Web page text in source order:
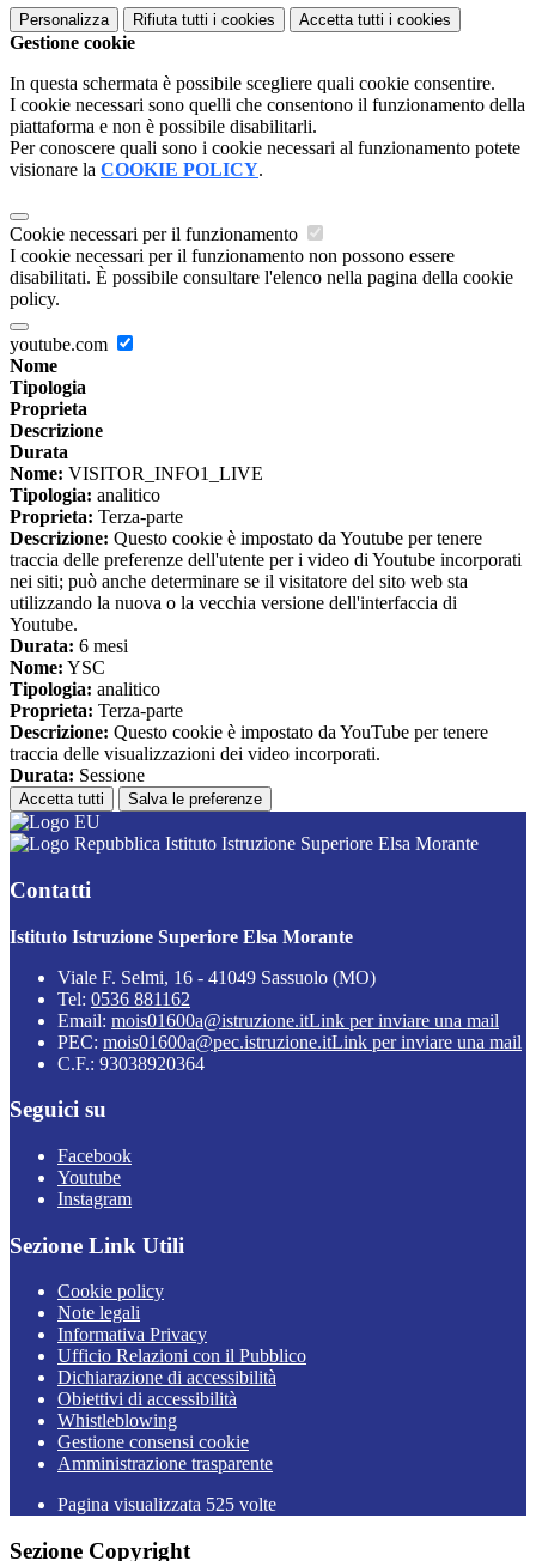
Personalizza Rifiuta tutti i cookies Accetta tutti i cookies
Gestione cookie
In questa schermata è possibile scegliere quali cookie consentire.
I cookie necessari sono quelli che consentono il funzionamento della
piattaforma e non è possibile disabilitarli.
Per conoscere quali sono i cookie necessari al funzionamento potete
visionare la COOKIE POLICY.
Cookie necessari per il funzionamento
I cookie necessari per il funzionamento non possono essere
disabilitati. È possibile consultare l'elenco nella pagina della cookie
policy.
youtube.com
Nome
Tipologia
Proprieta
Descrizione
Durata
Nome: VISITOR_INFO1_LIVE
Tipologia: analitico
Proprieta: Terza-parte
Descrizione: Questo cookie è impostato da Youtube per tenere
traccia delle preferenze dell'utente per i video di Youtube incorporati
nei siti; può anche determinare se il visitatore del sito web sta
utilizzando la nuova o la vecchia versione dell'interfaccia di
Youtube.
Durata: 6 mesi
Nome: YSC
Tipologia: analitico
Proprieta: Terza-parte
Descrizione: Questo cookie è impostato da YouTube per tenere
traccia delle visualizzazioni dei video incorporati.
Durata: Sessione
Accetta tutti Salva le preferenze
Istituto Istruzione Superiore Elsa Morante
Contatti
Istituto Istruzione Superiore Elsa Morante
Viale F. Selmi, 16 - 41049 Sassuolo (MO)
Tel: 0536 881162
Email: mois01600a@istruzione.itLink per inviare una mail
PEC: mois01600a@pec.istruzione.itLink per inviare una mail
C.F.: 93038920364
Seguici su
Facebook
Youtube
Instagram
Sezione Link Utili
Cookie policy
Note legali
Informativa Privacy
Ufficio Relazioni con il Pubblico
Dichiarazione di accessibilità
Obiettivi di accessibilità
Whistleblowing
Gestione consensi cookie
Amministrazione trasparente
Pagina visualizzata 525 volte
Sezione Copyright